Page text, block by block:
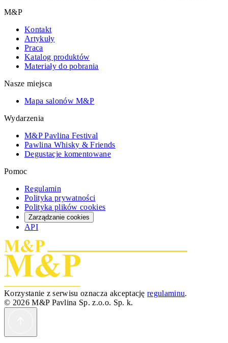
M&P
Kontakt
Artykuły
Praca
Katalog produktów
Materiały do pobrania
Nasze miejsca
Mapa salonów M&P
Wydarzenia
M&P Pavlina Festival
Pawlina Whisky & Friends
Degustacje komentowane
Pomoc
Regulamin
Polityka prywatności
Polityka plików cookies
Zarządzanie cookies
API
Korzystanie z serwisu oznacza akceptacjęregulaminu.
© 2026 M&P Pavlina Sp. z.o.o. Sp. k.